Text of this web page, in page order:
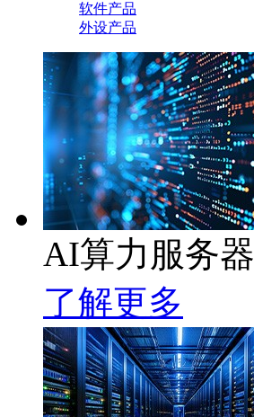
软件产品
外设产品
AI算力服务器
了解更多